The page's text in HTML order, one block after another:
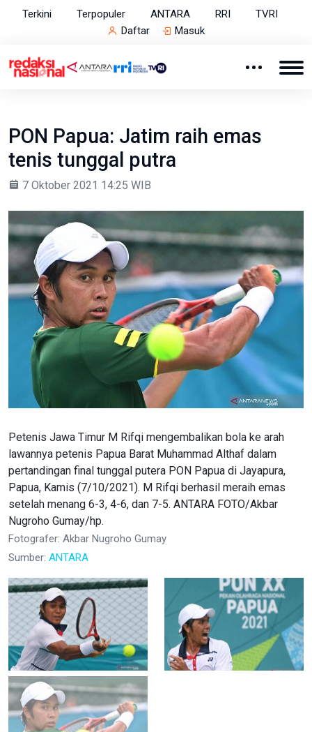
Terkini Terpopuler ANTARA RRI
TVRI
Daftar
Masuk
PON Papua: Jatim raih emas
tenis tunggal putra
7 Oktober 2021 14:25 WIB
Petenis Jawa Timur M Rifqi mengembalikan bola ke arah
lawannya petenis Papua Barat Muhammad Althaf dalam
pertandingan final tunggal putera PON Papua di Jayapura,
Papua, Kamis (7/10/2021). M Rifqi berhasil meraih emas
setelah menang 6-3, 4-6, dan 7-5. ANTARA FOTO/Akbar
Nugroho Gumay/hp.
Fotografer: Akbar Nugroho Gumay
Sumber: ANTARA